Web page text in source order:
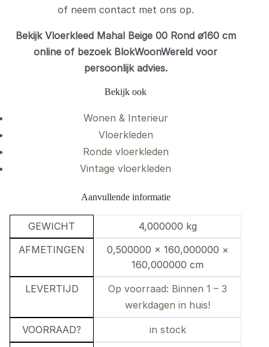
of neem contact met ons op.
Bekijk Vloerkleed Mahal Beige 00 Rond ø160 cm
online of bezoek BlokWoonWereld voor
persoonlijk advies.
Bekijk ook
Wonen & Interieur
Vloerkleden
Ronde vloerkleden
Vintage vloerkleden
Aanvullende informatie
GEWICHT
4,000000 kg
AFMETINGEN
0,500000 × 160,000000 ×
160,000000 cm
LEVERTIJD
Op voorraad: Binnen 1 – 3
werkdagen in huis!
VOORRAAD? in stock